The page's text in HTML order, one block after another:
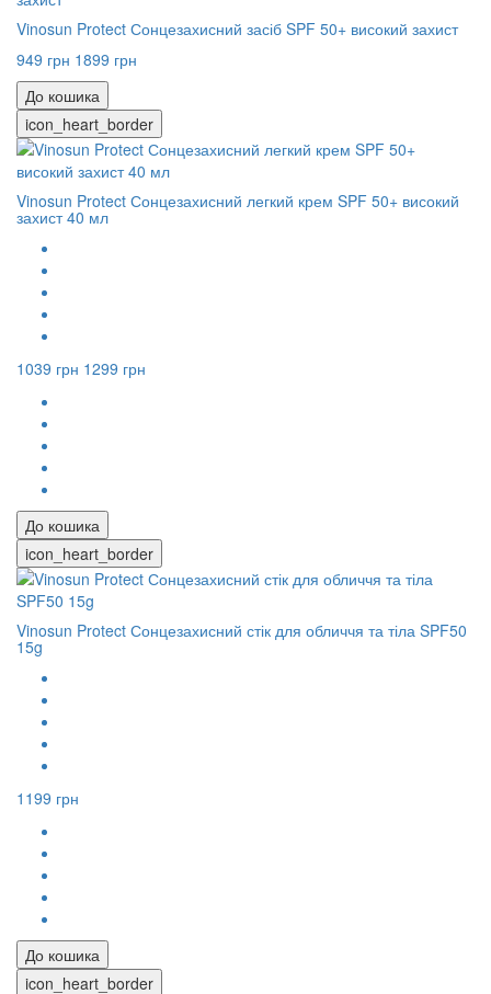
Vinosun Protect Сонцезахисний засіб SPF 50+ високий захист
949 грн 1899 грн
До кошика
icon_heart_border
Vinosun Protect Сонцезахисний легкий крем SPF 50+ високий
захист 40 мл
1039 грн 1299 грн
До кошика
icon_heart_border
Vinosun Protect Сонцезахисний стік для обличчя та тіла SPF50
15g
1199 грн
До кошика
icon_heart_border